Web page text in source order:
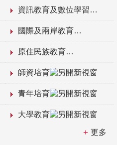
資訊教育及數位學習
國際及兩岸教育
原住民族教育
師資培育
青年培育
大學教育
更多